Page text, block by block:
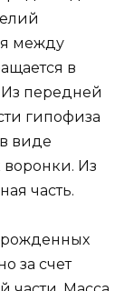
между
в
передней
гипофиза
виде
воронки. Из
часть.
за счет